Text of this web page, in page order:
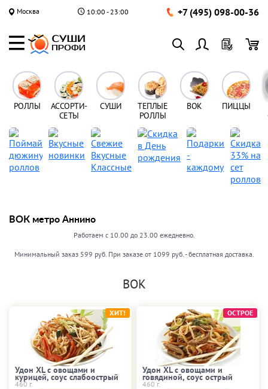
Москва 10:00 - 23:00 +7 (495) 098-00-36
РОЛЛЫ
АССОРТИ-
СЕТЫ
СУШИ
ТЕПЛЫЕ
РОЛЛЫ
ВОК ПИЦЦЫ
ВОК метро Аннино
Работаем с 10.00 до 23.00 ежедневно.
Минимальный заказ 599 руб. При заказе от 1099 руб. - бесплатная доставка.
ВОК
Удон XL с овощами и
курицей, соус слабоострый
460 г.
ХИТ!
Удон XL с овощами и
говядиной, соус острый
460 г.
ОСТРОЕ